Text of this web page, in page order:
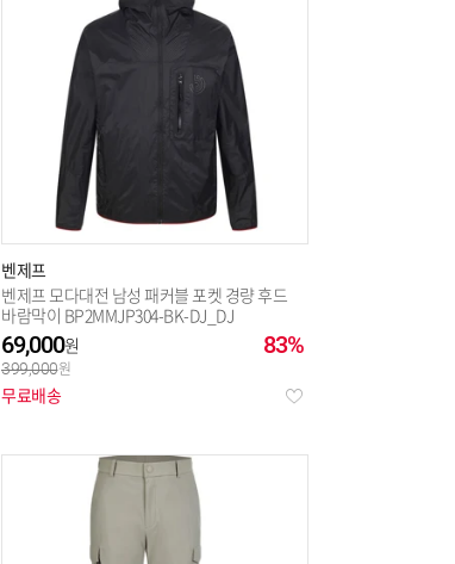
벤제프
벤제프 모다대전 남성 패커블 포켓 경량 후드
바람막이 BP2MMJP304-BK-DJ_DJ
83%
69,000
399,000
무료배송